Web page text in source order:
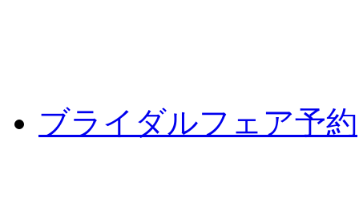
ブライダルフェア予約